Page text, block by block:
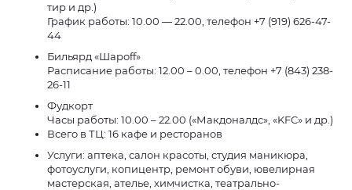
тир и др.)
График работы: 10.00 — 22.00, телефон +7 (919) 626-47-
44
Бильярд «Шароff»
Расписание работы: 12.00 – 0.00, телефон +7 (843) 238-
26-11
Фудкорт
Часы работы: 10.00 – 22.00 («Макдоналдс», «KFC» и др.)
Всего в ТЦ: 16 кафе и ресторанов
Услуги: аптека, салон красоты, студия маникюра,
фотоуслуги, копицентр, ремонт обуви, ювелирная
мастерская, ателье, химчистка, театрально-